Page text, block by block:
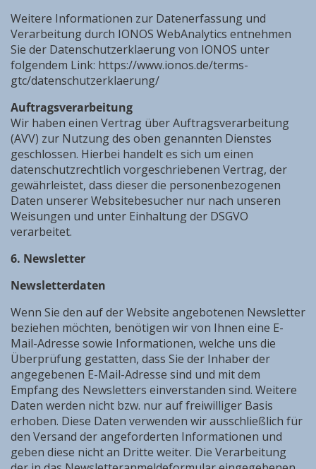
Weitere Informationen zur Datenerfassung und
Verarbeitung durch IONOS WebAnalytics entnehmen
Sie der Datenschutzerklaerung von IONOS unter
folgendem Link: https://www.ionos.de/terms-
gtc/datenschutzerklaerung/
Auftragsverarbeitung
Wir haben einen Vertrag über Auftragsverarbeitung
(AVV) zur Nutzung des oben genannten Dienstes
geschlossen. Hierbei handelt es sich um einen
datenschutzrechtlich vorgeschriebenen Vertrag, der
gewährleistet, dass dieser die personenbezogenen
Daten unserer Websitebesucher nur nach unseren
Weisungen und unter Einhaltung der DSGVO
verarbeitet.
6. Newsletter
Newsletterdaten
Wenn Sie den auf der Website angebotenen Newsletter
beziehen möchten, benötigen wir von Ihnen eine E-
Mail-Adresse sowie Informationen, welche uns die
Überprüfung gestatten, dass Sie der Inhaber der
angegebenen E-Mail-Adresse sind und mit dem
Empfang des Newsletters einverstanden sind. Weitere
Daten werden nicht bzw. nur auf freiwilliger Basis
erhoben. Diese Daten verwenden wir ausschließlich für
den Versand der angeforderten Informationen und
geben diese nicht an Dritte weiter. Die Verarbeitung